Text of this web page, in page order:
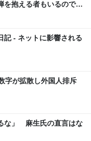
を抱える者もいるのでは
記 - ネットに影響される
字が拡散し外国人排斥
な」 麻生氏の直言はな